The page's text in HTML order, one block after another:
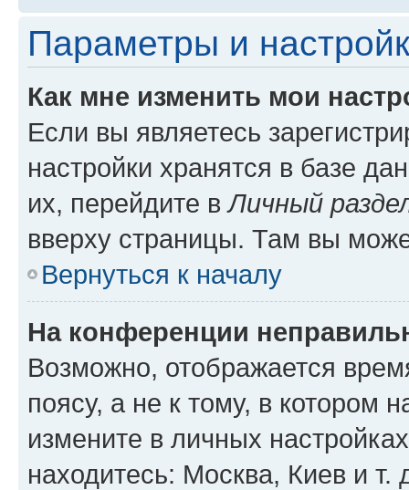
Параметры и
Как мне изменить мои
Если вы являетесь
настройки хранятся в базе
их, перейдите вЛичный
вверху страницы. Там вы
Вернуться к началу
На конференции
Возможно, отображается
поясу, а не к тому, в котором
измените в личных
находитесь: Москва, Киев и т.